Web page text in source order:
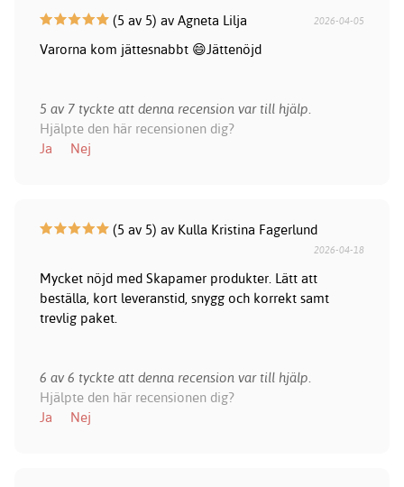
(5 av 5) av Agneta Lilja 2026-04-05
Varorna kom jättesnabbt 😄Jättenöjd
5 av 7 tyckte att denna recension var till hjälp.
Hjälpte den här recensionen dig?
Ja
Nej
(5 av 5) av Kulla Kristina Fagerlund
2026-04-18
Mycket nöjd med Skapamer produkter. Lätt att
beställa, kort leveranstid, snygg och korrekt samt
trevlig paket.
6 av 6 tyckte att denna recension var till hjälp.
Hjälpte den här recensionen dig?
Ja
Nej